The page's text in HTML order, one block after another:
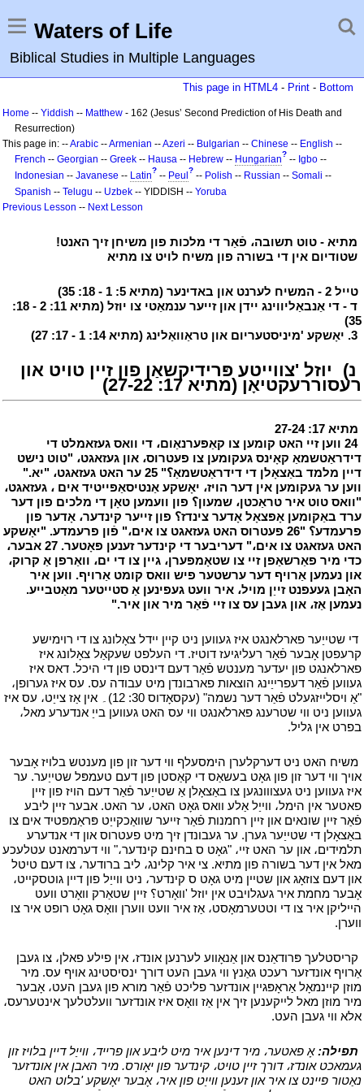
Waters of Life
Biblical Studies in Multiple Languages
This page in HTML4 - Print - Bottom
Home -- Yiddish -- Matthew - 162 (Jesus’ Second Prediction of His Death and
Resurrection)
This page in: --Arabic --Armenian --Azeri -- Bulgarian -- Chinese -- English --
French -- Georgian -- Greek -- Hausa -- Hebrew -- Hungarian? -- Igbo --
Indonesian -- Javanese -- Latin? -- Peul ? -- Polish -- Russian -- Somali --
Spanish -- Telugu -- Uzbek -- YIDDISH -- Yoruba
Previous Lesson -- Next Lesson
מתיא - טוט תשובה، פֿאַר די מלכות פון משיחן זיך האנט!
שטודיום אין די בשורה פון משיח לויט צו מתיא
טייל 2 - המשיח לערנט און באדינער (מתיא 5: 1 - 18: 35)
ד - די אַנבאַליווינג יידן און זייער ענמאַטי צו יוזל (מתיא 11: 2 - 18:
35)
3. יאָשקע 'מיניסטעריום און טראַוואַלינג (מתיא 14: 1 - 17: 27)
נ) יוזל 'צווייטע פּרידיקשאַן פון זיין טויט און
רעסוררעקטיאָן (מתיא 17: 27-22)
מתיא 17: 27-24
י
24 ווען זיי האט קומען צו קאַפּערנאַום، די וואס געזאמלט די
דידראַטשמאַ קאָינס געקומען צו פעטרוס، און געזאגט، "טוט נישט
דיין מלמד באַצאָלן די דידראַטשמאַ؟" 25 ער האט געזאגט، "יא."
ווען ער געקומען אין דער הויז، יאָשקע אַנטיסאַפּייטיד אים ، געזאגט،
"וואס טוט איר טראַכטן، שמעון؟ פון וועמען טאָן די מלכים פון דער
ערד באַקומען אָפּצאָל אָדער צינדז؟ פון זייער קינדער، אָדער פון
פרעמדע؟ "26 פעטרוס האט געזאגט צו אים،" פֿון פרעמדע. "יאָשקע
האט געזאגט צו אים،" דעריבער די קינדער זענען פּאָטער. 27 אבער،
כדי מיר פאַרשאַפן זיי צו שטאָמפּערן، גיין צו די ים، וואַרפן אַ קרוק،
און נעמען אַרויף דער ערשטער פיש וואס קומט אַרויף. ווען איר
האָבן געעפנט זייַן מויל، איר וועט געפינען אַ סטייטער מאַטבייע.
נעמען אַז، און געבן עס צו זיי פֿאַר מיר און איר."
די שטייַער פארלאנגט איז געווען ניט קיין יידל צאָלונג צו די רוימישע
קרעפטן אָבער פֿאַר רעליגיעז דוטיז. די העלפט שעקאַל צאָלונג איז
פארלאנגט פון יעדער מענטש פֿאַר דעם דינסט פון די היכל. דאס איז
געווען פֿאַר דעפרייַינג הוצאות פארבונדן מיט עבודה עס. עס איז גערופן،
"אַ ויסלייזגעלט פֿאַר דער נשמה" (עקסאָדוס 30: 12)۔ אין אַז צייַט، עס איז
געווען ניט ווי שטרענג פארלאנגט ווי עס האט געווען בייַ אנדערע מאל،
בפרט אין גליל.
משיח האט ניט דערקלערן הימסעלף ווי דער זון פון מענטש בלויז אָבער
אויך ווי דער זון פון גאָט בעשאַס די קאַסטן פון דעם טעמפּל שטייַער. ער
איז געווען ניט געצווונגען צו באַצאָלן אַ שטייַער פֿאַר דעם הויז פון זיין
פאטער אין הימל، ווייַל אַלע וואס גאָט האט، ער האט. אבער זיין ליבע
פֿאַר זיין שונאים און זיין רחמנות פֿאַר זייער שוואַכקייַט פּראַמפּטיד אים צו
באַצאָלן די שטייַער גערן. ער געבונדן זיך מיט פעטרוס און די אנדערע
תלמידים، און ער האט זיי، "גאָט ס בחינם קינדער،" ווי דערמאנט עטלעכע
מאל אין דער בשורה פון מתיא. צי איר קלינג، ליב ברודער، צו דעם טיטל
און דעם צוזאָג און שטיין מיט גאָט ס קינדער، ניט ווייַל פון דיין גוטסקייט،
אָבער מחמת איר געגלויבט אין יוזל 'וואָרט؟ זיין שטאַרק וואָרט וועט
הייליקן איר צו די וטטערמאָסט، אַז איר וועט ווערן וואָס גאָט רופט איר צו
ווערן.
קריסטלעך פּרודאַנס און אַנאָווע לערנען אונדז، אין פילע פאלן، צו געבן
אַרויף אונדזער רעכט גאַנץ ווי געבן העט דורך ינסיסטינג אויף עס. מיר
מוזן קיינמאָל אַראָפּגיין אונדזער פליכט פֿאַר מורא פון געבן העט، אָבער
מיר מוזן מאל לייקענען זיך אין אַז וואָס איז אונדזער וועלטלעך אינטערעס،
אלא ווי געבן העט.
תפילה: אָ פאטער، מיר דינען איר מיט ליבע און פרייד، ווייַל דיין בלויז זון
געמאכט אונדז، דורך זיין טויט، קינדער פון יאָורס. מיר האבן אין אונדזער
נאַטור פיינט צו איר און זענען ווייַט פון איר، אָבער יאָשקע 'בלוט האט